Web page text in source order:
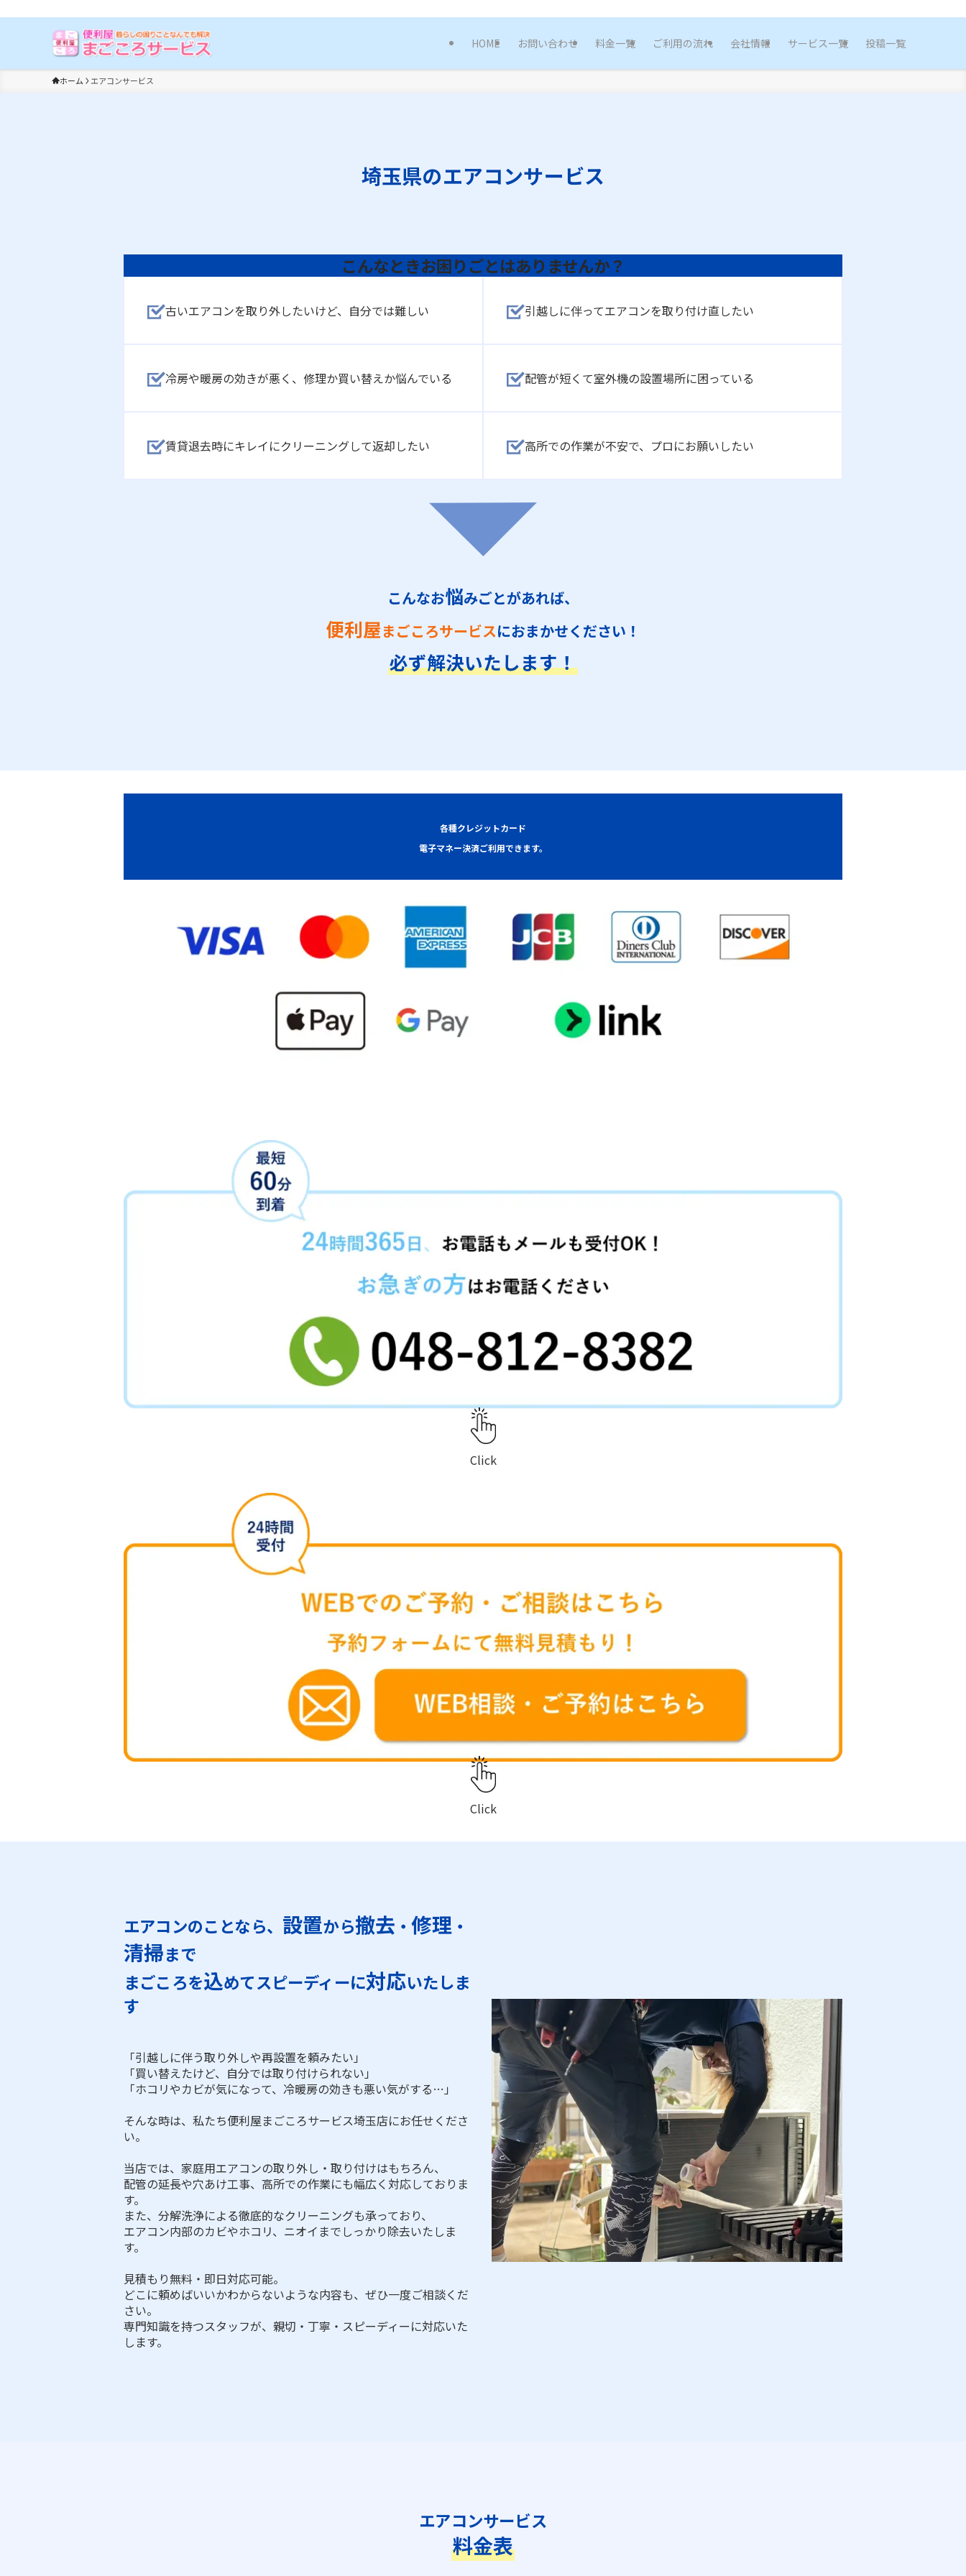
HOME お問い合わせ 料金一覧 ご利用の流れ 会社情報 サービス一覧 投稿一覧
ホーム エアコンサービス
埼玉県のエアコンサービス
こんなときお困りごとはありませんか？
古いエアコンを取り外したいけど、自分では難しい 引越しに伴ってエアコンを取り付け直したい
冷房や暖房の効きが悪く、修理か買い替えか悩んでいる 配管が短くて室外機の設置場所に困っている
賃貸退去時にキレイにクリーニングして返却したい 高所での作業が不安で、プロにお願いしたい
こんなお悩みごとがあれば、
便利屋まごころサービスにおまかせください！
必ず解決いたします！
各種クレジットカード
電子マネー決済ご利用できます。
Click
Click
エアコンのことなら、 設置から撤去 ・修理 ・
清掃まで
まごころを込めてスピーディーに対応いたしま
す
「引越しに伴う取り外しや再設置を頼みたい」
「買い替えたけど、自分では取り付けられない」
「ホコリやカビが気になって、冷暖房の効きも悪い気がする…」
そんな時は、私たち便利屋まごころサービス埼玉店にお任せくださ
い。
当店では、家庭用エアコンの取り外し・取り付けはもちろん、
配管の延長や穴あけ工事、高所での作業にも幅広く対応しておりま
す。
また、分解洗浄による徹底的なクリーニングも承っており、
エアコン内部のカビやホコリ、ニオイまでしっかり除去いたしま
す。
見積もり無料・即日対応可能。
どこに頼めばいいかわからないような内容も、ぜひ一度ご相談くだ
さい。
専門知識を持つスタッフが、親切・丁寧・スピーディーに対応いた
します。
エアコンサービス
料金表